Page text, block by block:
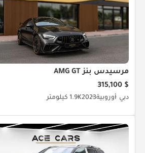
مرسيدس بنز AMG GT
$ 315,100
دبي أوروبية20231.9K كيلومتر